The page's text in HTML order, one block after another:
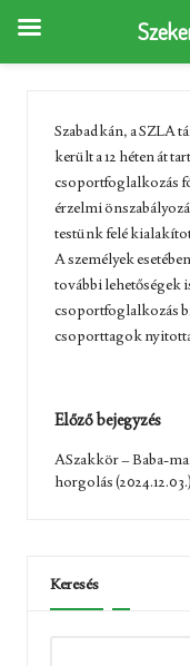
Szabadkán, a SZLA
került a 12 héten át
csoportfoglalkozás
érzelmi
testünk felé
A személyek
további lehetőségek
csoportfoglalkozás
csoporttagok
Post
Előző bejegyzés
ASzakkör – Baba-
horgolás (2024.12.03.)
Keresés